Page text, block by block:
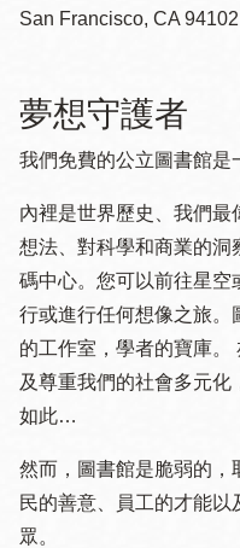
San Francisco, CA 94102
夢想守護者
我們免費的公立圖書館是
內裡是世界歷史、我們最
想法、對科學和商業的洞
碼中心。您可以前往星空
行或進行任何想像之旅。
的工作室，學者的寶庫。
及尊重我們的社會多元
如此…
然而，圖書館是脆弱的，
民的善意、員工的才能
眾。